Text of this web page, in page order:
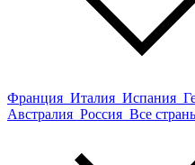
Франция Италия Испания
Австралия Россия Все